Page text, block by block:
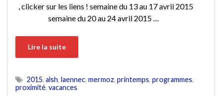
, clicker sur les liens ! semaine du 13 au 17 avril 2015
semaine du 20 au 24 avril 2015 …
Lire la suite
2015, alsh, laennec, mermoz, printemps, programmes,
proximité, vacances